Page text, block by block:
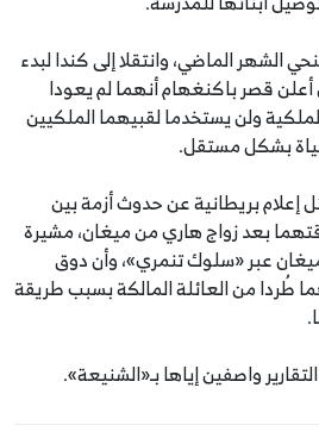
الشهر الماضي، وانتقلا إلى كندا لبدء
قصر باكنغهام أنهما لم يعودا
ولن يستخدما لقبيهما الملكيين
بشكل مستقل.
إعلام بريطانية عن حدوث أزمة بين
بعد زواج هاري من ميغان، مشيرة
عبر «سلوك تنمري»، وأن دوق
من العائلة المالكة بسبب طريقة
واصفين إياها بـ«الشنيعة».